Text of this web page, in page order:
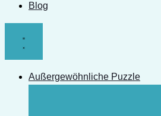
Blog
Außergewöhnliche Puzzle